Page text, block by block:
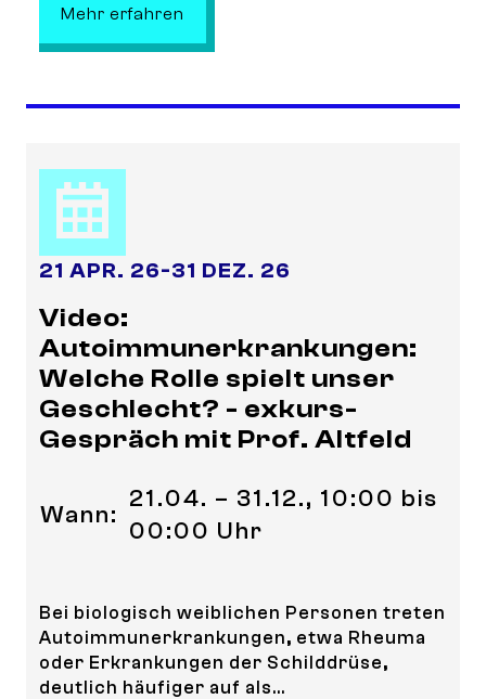
Mehr erfahren
21 APR. 26-31 DEZ. 26
Video:
Autoimmunerkrankungen:
Welche Rolle spielt unser
Geschlecht? - exkurs-
Gespräch mit Prof. Altfeld
Wann:
21.04. – 31.12., 10:00 bis
00:00 Uhr
Bei biologisch weiblichen Personen treten
Autoimmunerkrankungen, etwa Rheuma
oder Erkrankungen der Schilddrüse,
deutlich häufiger auf als...